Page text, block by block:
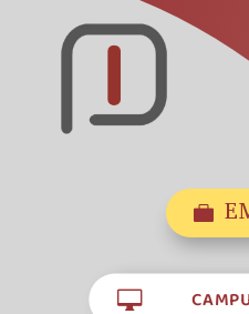

